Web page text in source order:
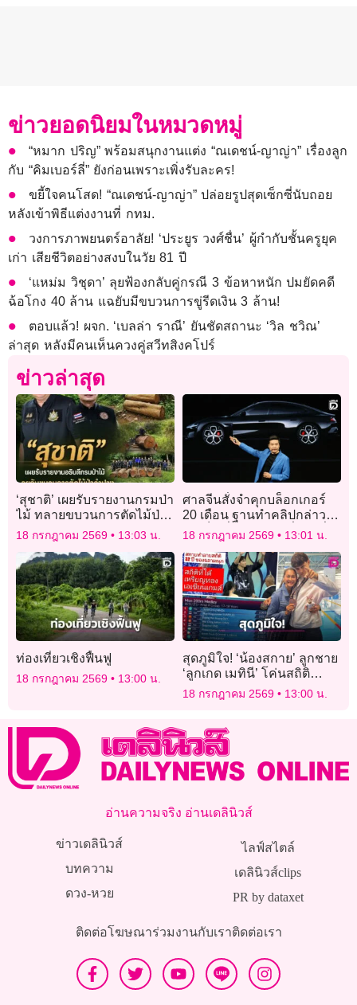
ข่าวยอดนิยมในหมวดหมู่
“หมาก ปริญ” พร้อมสนุกงานแต่ง “ณเดชน์-ญาญ่า” เรื่องลูก
กับ “คิมเบอร์ลี่” ยังก่อนเพราะเพิ่งรับละคร!
ขยี้ใจคนโสด! “ณเดชน์-ญาญ่า” ปล่อยรูปสุดเซ็กซี่นับถอย
หลังเข้าพิธีแต่งงานที่ กทม.
วงการภาพยนตร์อาลัย! ‘ประยูร วงศ์ชื่น’ ผู้กำกับชั้นครูยุค
เก่า เสียชีวิตอย่างสงบในวัย 81 ปี
‘แหม่ม วิชุดา’ ลุยฟ้องกลับคู่กรณี 3 ข้อหาหนัก ปมยัดคดี
ฉ้อโกง 40 ล้าน แฉยับมีขบวนการขู่รีดเงิน 3 ล้าน!
ตอบแล้ว! ผจก. ‘เบลล่า ราณี’ ยันชัดสถานะ ‘วิล ชวิณ’
ล่าสุด หลังมีคนเห็นควงคู่สวีทสิงคโปร์
ข่าวล่าสุด
‘สุชาติ’ เผยรับรายงานกรมป่า
ไม้ ทลายขบวนการตัดไม้ป่า
ลำปาง ยึดของกลางมูลค่า
กว่า 2 แสน ย้ำเดินหน้า
นโยบายรัฐบาลปราบปราม
เด็ดขาด
18 กรกฎาคม 2569 13:03 น.
ศาลจีนสั่งจำคุกบล็อกเกอร์
20 เดือน ฐานทำคลิปกล่าว
หาเท็จเกี่ยวกับรถ “เสี่ยวหมี่”
18 กรกฎาคม 2569 13:01 น.
ท่องเที่ยวเชิงฟื้นฟู
18 กรกฎาคม 2569 13:00 น.
สุดภูมิใจ! ‘น้องสกาย’ ลูกชาย
‘ลูกเกด เมทินี’ โค่นสถิติ
ตำนาน 32 ปี คว้าเหรียญเงิน
ว่ายน้ำ
18 กรกฎาคม 2569 13:00 น.
อ่านความจริง อ่านเดลินิวส์
ข่าวเดลินิวส์
บทความ
ดวง-หวย
ไลฟ์สไตล์
เดลินิวส์clips
PR by dataxet
ติดต่อโฆษณาร่วมงานกับเราติดต่อเรา